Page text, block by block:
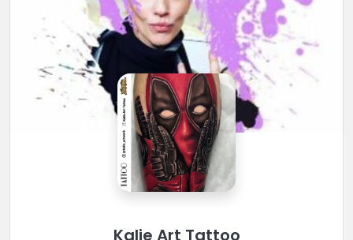
Kalie Art Tattoo